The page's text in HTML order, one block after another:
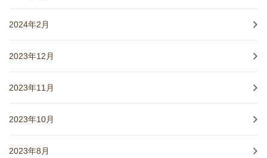
2024年2月
2023年12月
2023年11月
2023年10月
2023年8月